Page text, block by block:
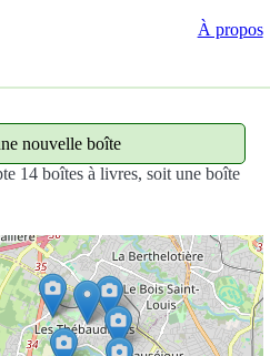
À propos
14 boîtes à livres, soit une boîte
nouvelle boîte